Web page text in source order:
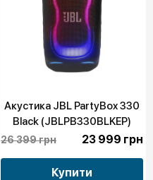
Акустика JBL PartyBox 330
Black (JBLPB330BLKEP)
26 399 грн 23 999 грн
Купити